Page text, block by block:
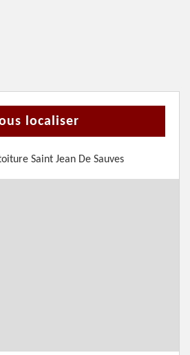
localiser
Saint Jean De Sauves